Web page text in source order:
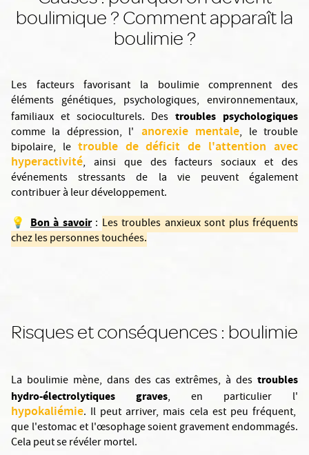
boulimique ? Comment apparaît la
boulimie ?
Les facteurs favorisant la boulimie comprennent des
éléments génétiques, psychologiques, environnementaux,
familiaux et socioculturels. Destroubles psychologiques
comme la dépression, l' anorexie mentale, le trouble
bipolaire, le trouble de déficit de l'attention avec
hyperactivité, ainsi que des facteurs sociaux et des
événements stressants de la vie peuvent également
contribuer à leur développement.
💡
Bon à savoir: Les troubles anxieux sont plus fréquents
chez les personnes touchées.
Risques et conséquences : boulimie
La boulimie mène, dans des cas extrêmes, à des troubles
hydro-électrolytiques graves, en particulier l'
hypokaliémie. Il peut arriver, mais cela est peu fréquent,
que l'estomac et l'œsophage soient gravement endommagés.
Cela peut se révéler mortel.